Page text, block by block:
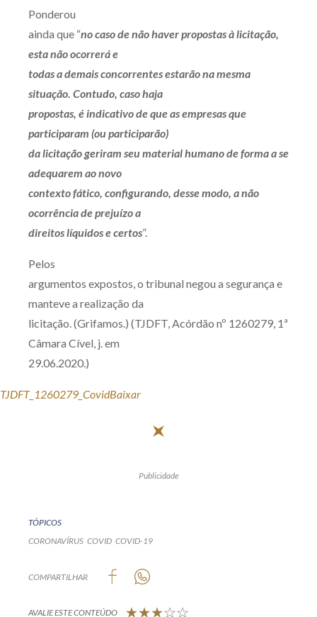
Ponderou
ainda que “no caso de não haver propostas à licitação,
esta não ocorrerá e
todas a demais concorrentes estarão na mesma
situação. Contudo, caso haja
propostas, é indicativo de que as empresas que
participaram (ou participarão)
da licitação geriram seu material humano de forma a se
adequarem ao novo
contexto fático, configurando, desse modo, a não
ocorrência de prejuízo a
direitos líquidos e certos”.
Pelos
argumentos expostos, o tribunal negou a segurança e
manteve a realização da
licitação. (Grifamos.) (TJDFT, Acórdão nº 1260279, 1ª
Câmara Cível, j. em
29.06.2020.)
TJDFT_1260279_CovidBaixar
Publicidade
TÓPICOS
CORONAVÍRUS COVID COVID-19
COMPARTILHAR
AVALIE ESTE CONTEÚDO